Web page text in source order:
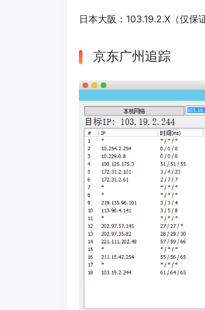
日本大阪：103.19.2.X（仅保
京东广州追踪